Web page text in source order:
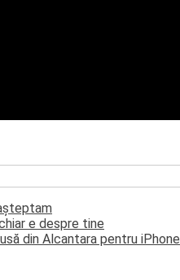
e despre tine
din Alcantara pentru iPhone